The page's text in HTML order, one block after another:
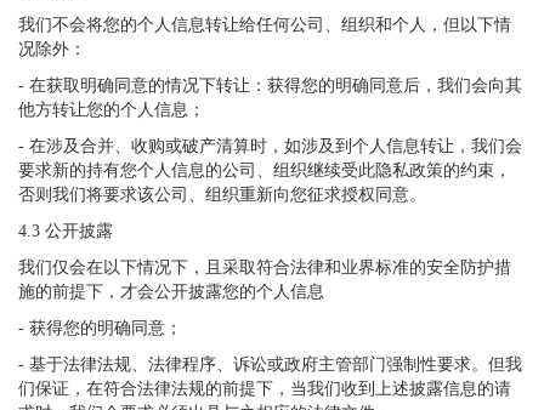
我们不会将您的个人信息转让给任何公司、组织和个人，但以下情
况除外：
- 在获取明确同意的情况下转让：获得您的明确同意后，我们会向其
他方转让您的个人信息；
- 在涉及合并、收购或破产清算时，如涉及到个人信息转让，我们会
要求新的持有您个人信息的公司、组织继续受此隐私政策的约束，
否则我们将要求该公司、组织重新向您征求授权同意。
4.3 公开披露
我们仅会在以下情况下，且采取符合法律和业界标准的安全防护措
施的前提下，才会公开披露您的个人信息
- 获得您的明确同意；
- 基于法律法规、法律程序、诉讼或政府主管部门强制性要求。但我
们保证，在符合法律法规的前提下，当我们收到上述披露信息的请